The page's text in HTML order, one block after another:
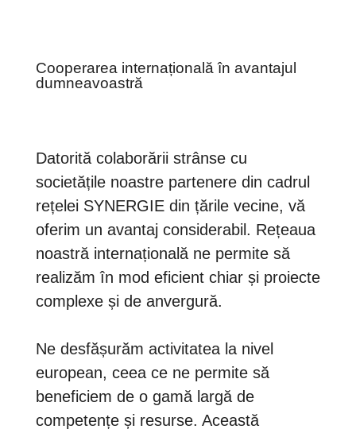
Cooperarea internațională în avantajul
dumneavoastră
Datorită colaborării strânse cu
societățile noastre partenere din cadrul
rețelei SYNERGIE din țările vecine, vă
oferim un avantaj considerabil. Rețeaua
noastră internațională ne permite să
realizăm în mod eficient chiar și proiecte
complexe și de anvergură.
Ne desfășurăm activitatea la nivel
european, ceea ce ne permite să
beneficiem de o gamă largă de
competențe și resurse. Această